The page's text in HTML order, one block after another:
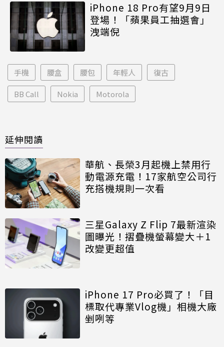
iPhone 18 Pro有望9月9日
登場！「蘋果員工抽選會」
洩端倪
手機 腰盒 腰包 年輕人 復古
BB Call Nokia Motorola
延伸閱讀
華航、長榮3月起機上禁用行
動電源充電！17家航空公司行
充搭機規則一次看
三星Galaxy Z Flip 7最新渲染
圖曝光！摺疊機螢幕變大＋1
改變更超值
iPhone 17 Pro必買了！「目
標取代專業Vlog機」相機大廠
剉咧等